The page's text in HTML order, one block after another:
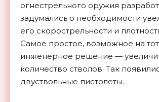
огнестрельного оружия
задумались о необходимости
его скорострельности и
Самое простое, возможное на
инженерное решение —
количество стволов. Так
двуствольные пистолеты.